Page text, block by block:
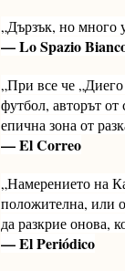
„Дързък, но много
— Lo Spazio
„При все че
футбол, авторът
епична зона от
— El Correo
„Намерението на
положителна, или
да разкрие онова,
— El Periódico